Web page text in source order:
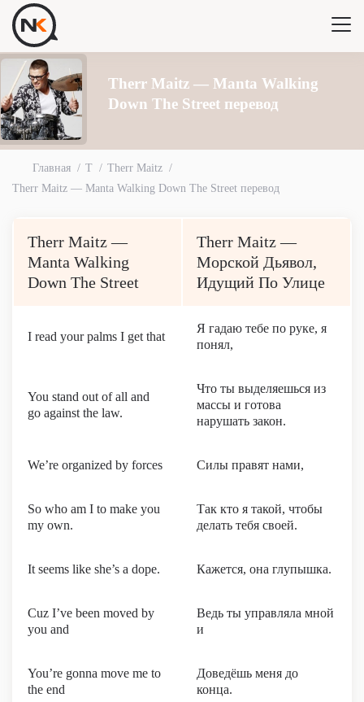
Therr Maitz — Manta Walking
Down The Street перевод
Главная T
Therr Maitz
Therr Maitz — Manta Walking Down The Street перевод
Therr Maitz —
Manta Walking
Down The Street
Therr Maitz —
Морской Дьявол,
Идущий По Улице
I read your palms I get that
Я гадаю тебе по руке, я
понял,
You stand out of all and
go against the law.
Что ты выделяешься из
массы и готова
нарушать закон.
We’re organized by forces Силы правят нами,
So who am I to make you
my own.
Так кто я такой, чтобы
делать тебя своей.
It seems like she’s a dope. Кажется, она глупышка.
Cuz I’ve been moved by
you and
Ведь ты управляла мной
и
You’re gonna move me to
the end
Доведёшь меня до
конца.